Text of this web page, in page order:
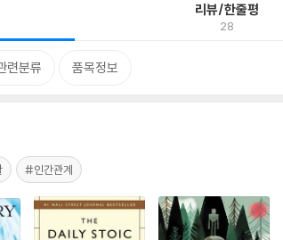
리뷰/한줄평
28
련분류 품목정보
#인간관계